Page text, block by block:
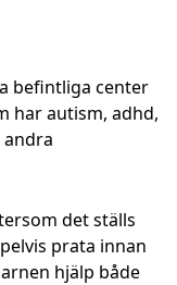
befintliga center
har autism, adhd,
det ställs
prata innan
hjälp både